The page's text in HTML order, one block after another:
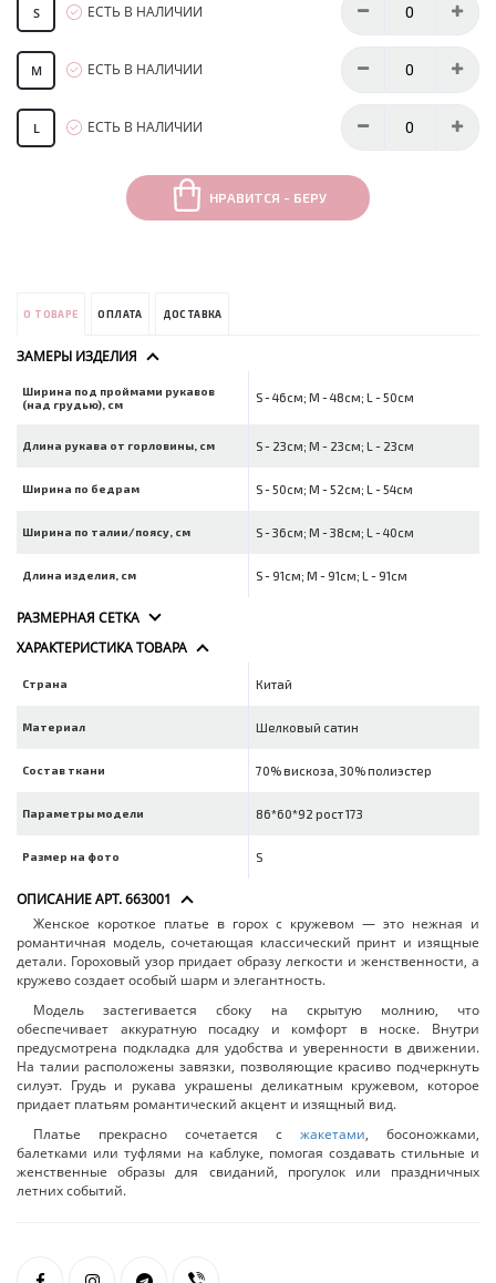
S ЕСТЬ В НАЛИЧИИ
M ЕСТЬ В НАЛИЧИИ
L ЕСТЬ В НАЛИЧИИ
НРАВИТСЯ - БЕРУ
О ТОВАРЕ ОПЛАТА ДОСТАВКА
ЗАМЕРЫ ИЗДЕЛИЯ
Ширина под проймами рукавов
(над грудью), см
S - 46см; M - 48см; L - 50см
Длина рукава от горловины, см S - 23см; M - 23см; L - 23см
Ширина по бедрам S - 50см; M - 52см; L - 54см
Ширина по талии/поясу, см S - 36см; M - 38см; L - 40см
Длина изделия, см S - 91см; M - 91см; L - 91см
РАЗМЕРНАЯ СЕТКА
ХАРАКТЕРИСТИКА ТОВАРА
Страна Китай
Материал Шелковый сатин
Состав ткани 70% вискоза, 30% полиэстер
Параметры модели 86*60*92 рост 173
Размер на фото S
ОПИСАНИЕ АРТ. 663001
Женское короткое платье в горох с кружевом — это нежная и
романтичная модель, сочетающая классический принт и изящные
детали. Гороховый узор придает образу легкости и женственности, а
кружево создает особый шарм и элегантность.
Модель застегивается сбоку на скрытую молнию, что
обеспечивает аккуратную посадку и комфорт в носке. Внутри
предусмотрена подкладка для удобства и уверенности в движении.
На талии расположены завязки, позволяющие красиво подчеркнуть
силуэт. Грудь и рукава украшены деликатным кружевом, которое
придает платьям романтический акцент и изящный вид.
Платье прекрасно сочетается с жакетами, босоножками,
балетками или туфлями на каблуке, помогая создавать стильные и
женственные образы для свиданий, прогулок или праздничных
летних событий.